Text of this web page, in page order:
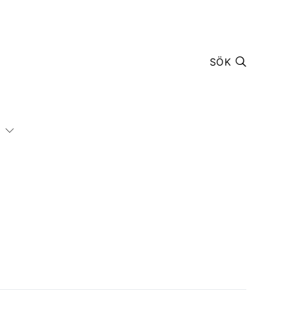
SÖK